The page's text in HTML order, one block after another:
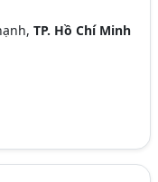
TP. Hồ Chí Minh